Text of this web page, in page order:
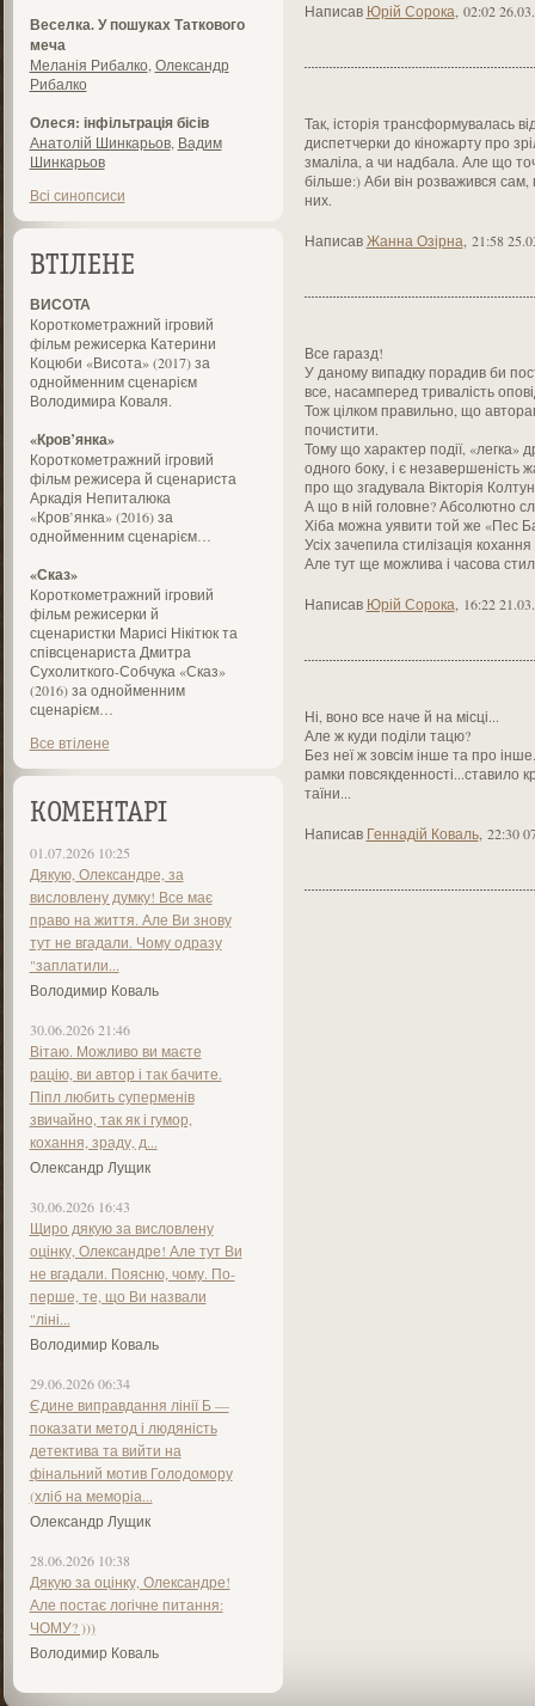
Веселка. У пошуках Таткового
меча
Меланія Рибалко Олександр
Рибалко
Олеся: інфільтрація бісів
Анатолій Шинкарьов, Вадим
Шинкарьов
Всі синопсиси
ВТІЛЕНЕ
ВИСОТА
Короткометражний ігровий
фільм режисерка Катерини
Коцюби «Висота» (2017) за
однойменним сценарієм
Володимира Коваля.
«Кров’янка»
Короткометражний ігровий
фільм режисера й сценариста
Аркадія Непиталюка
«Кров’янка» (2016) за
однойменним сценарієм…
«Сказ»
Короткометражний ігровий
фільм режисерки й
сценаристки Марисі Нікітюк та
співсценариста Дмитра
Сухолиткого-Собчука «Сказ»
(2016) за однойменним
сценарієм…
Все втілене
КОМЕНТАРІ
01.07.2026 10:25
Дякую, Олександре, за
висловлену думку! Все має
право на життя. Але Ви знову
тут не вгадали. Чому одразу
"заплатили...
Володимир Коваль
30.06.2026 21:46
Вітаю. Можливо ви маєте
рацію, ви автор і так бачите.
Піпл любить суперменів
звичайно, так як і гумор,
кохання, зраду, д...
Олександр Лущик
30.06.2026 16:43
Щиро дякую за висловлену
оцінку, Олександре! Але тут Ви
не вгадали. Поясню, чому. По-
перше, те, що Ви назвали
"ліні...
Володимир Коваль
29.06.2026 06:34
Єдине виправдання лінії Б —
показати метод і людяність
детектива та вийти на
фінальний мотив Голодомору
(хліб на меморіа...
Олександр Лущик
28.06.2026 10:38
Дякую за оцінку, Олександре!
Але постає логічне питання:
ЧОМУ? )))
Володимир Коваль
Написав Юрій Сорока 02:02
Так, історія трансформувалась
диспетчерки до кіножарту про
змаліла, а чи надбала. Але що
більше:) Аби він розважився
них.
НаписавЖанна Озірна 21:58
Все гаразд!
У даному випадку порадив би
все, насамперед тривалість
Тож цілком правильно, що
почистити.
Тому що характер події, «легка»
одного боку, і є незавершеність
про що згадувала Вікторія
А що в ній головне? Абсолютно
Хіба можна уявити той же «Пес
Усіх зачепила стилізація
Але тут ще можлива і часова
Написав Юрій Сорока 16:22
Ні, воно все наче й на місці...
Але ж куди поділи тацю?
Без неї ж зовсім інше та про
рамки повсякденності...ставило
таїни...
Написав Геннадій Коваль, 22:30